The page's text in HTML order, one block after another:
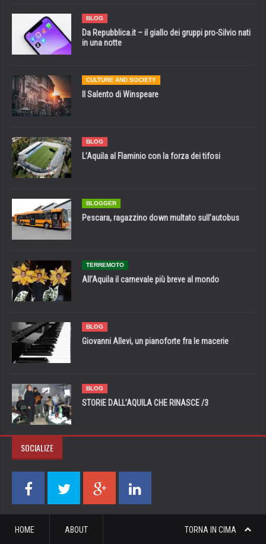
BLOG
Da Repubblica.it – il giallo dei gruppi pro-Silvio nati
in una notte
CULTURE AND SOCIETY
Il Salento di Winspeare
BLOG
L’Aquila al Flaminio con la forza dei tifosi
BLOGGER
Pescara, ragazzino down multato sull’autobus
TERREMOTO
All’Aquila il carnevale più breve al mondo
BLOG
Giovanni Allevi, un pianoforte fra le macerie
BLOG
STORIE DALL’AQUILA CHE RINASCE /3
SOCIALIZE
TORNA IN CIMA
HOME ABOUT